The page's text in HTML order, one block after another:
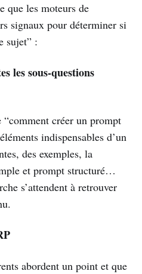
que les moteurs de
signaux pour déterminer si
sujet” :
les sous-questions
créer un prompt
indispensables d’un
des exemples, la
et prompt structuré…
s’attendent à retrouver
abordent un point et que